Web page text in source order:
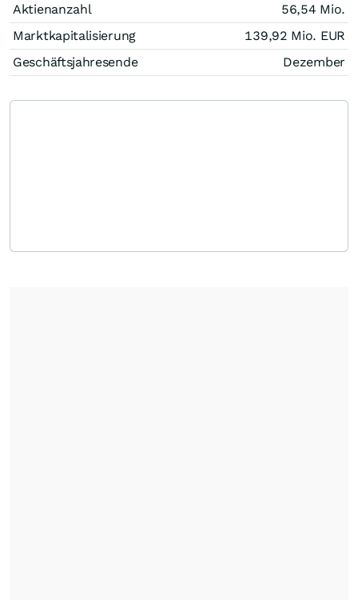
Aktienanzahl
56,54 Mio.
Marktkapitalisierung
139,92 Mio. EUR
Geschäftsjahresende
Dezember